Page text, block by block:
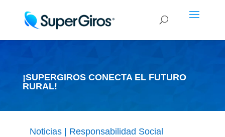
¡SUPERGIROS CONECTA EL FUTURO
RURAL!
Noticias| Responsabilidad Social